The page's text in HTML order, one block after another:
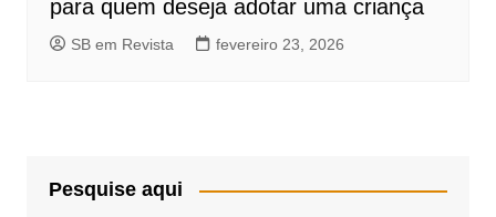
para quem deseja adotar uma criança
SB em Revista fevereiro 23, 2026
Pesquise aqui